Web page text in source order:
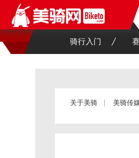
骑行入门
关于美骑 美骑传